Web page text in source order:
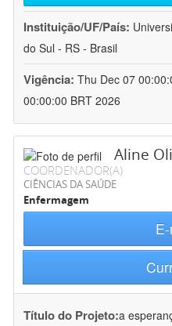
Instituição/UF/País:
do Sul - RS - Brasil
Vigência: Thu Dec 07
00:00:00 BRT 2026
Aline
COORDENADOR(A)
CIÊNCIAS DA SAÚDE
Enfermagem
Título do Projeto:a